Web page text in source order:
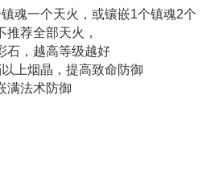
一个天火，或镶嵌1个镇魂2个
推荐全部天火，
，越高等级越好
烟晶，提高致命防御
法术防御